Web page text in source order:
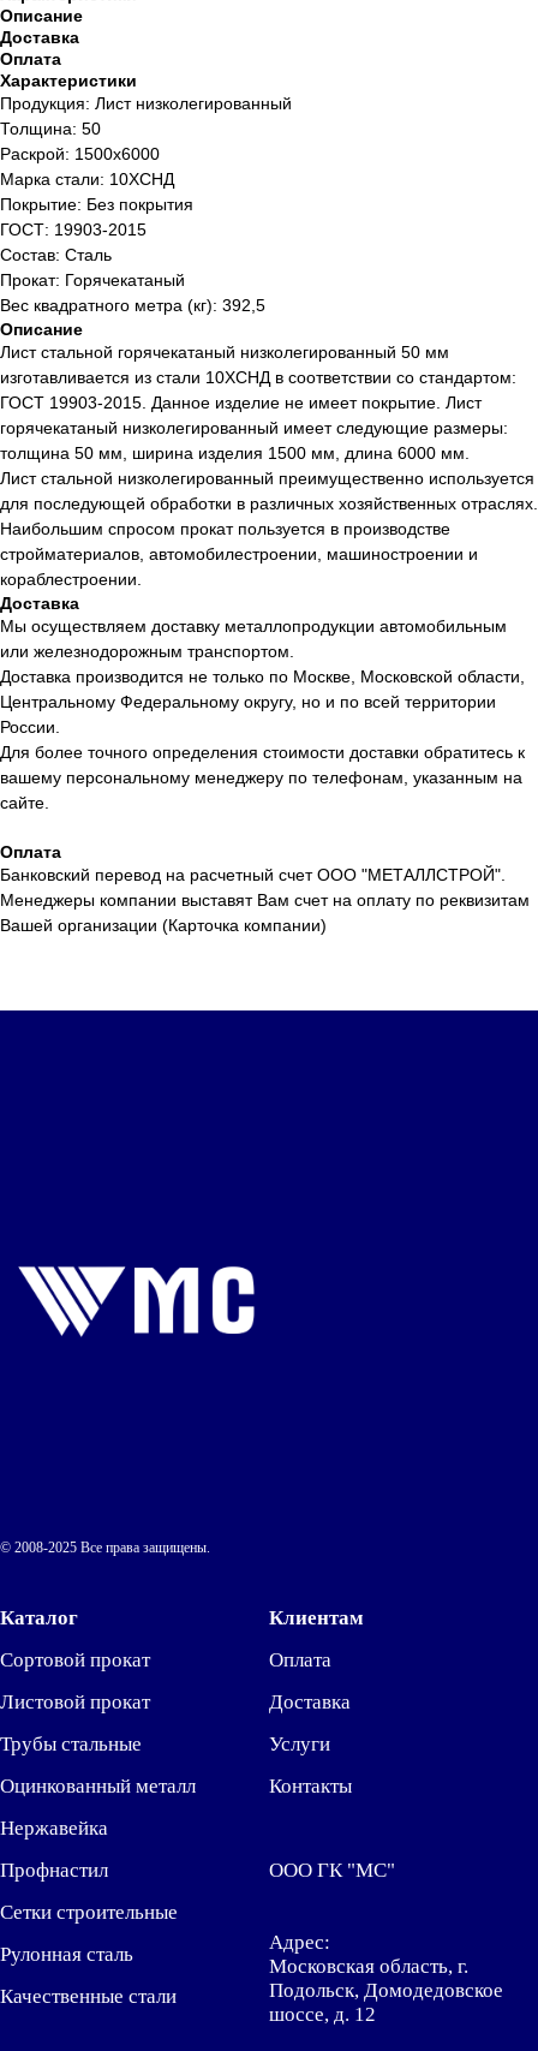
Описание
Доставка
Оплата
Характеристики
Продукция: Лист низколегированный
Толщина: 50
Раскрой: 1500х6000
Марка стали: 10ХСНД
Покрытие: Без покрытия
ГОСТ: 19903-2015
Состав: Сталь
Прокат: Горячекатаный
Вес квадратного метра (кг): 392,5
Описание
Лист стальной горячекатаный низколегированный 50 мм
изготавливается из стали 10ХСНД в соответствии со стандартом:
ГОСТ 19903-2015. Данное изделие не имеет покрытие. Лист
горячекатаный низколегированный имеет следующие размеры:
толщина 50 мм, ширина изделия 1500 мм, длина 6000 мм.
Лист стальной низколегированный преимущественно используется
для последующей обработки в различных хозяйственных отраслях.
Наибольшим спросом прокат пользуется в производстве
стройматериалов, автомобилестроении, машиностроении и
кораблестроении.
Доставка
Мы осуществляем доставку металлопродукции автомобильным
или железнодорожным транспортом.
Доставка производится не только по Москве, Московской области,
Центральному Федеральному округу, но и по всей территории
России.
Для более точного определения стоимости доставки обратитесь к
вашему персональному менеджеру по телефонам, указанным на
сайте.
Оплата
Банковский перевод на расчетный счет ООО "МЕТАЛЛСТРОЙ".
Менеджеры компании выставят Вам счет на оплату по реквизитам
Вашей организации (Карточка компании)
© 2008-2025 Все права защищены.
Каталог
Сортовой прокат
Листовой прокат
Трубы стальные
Оцинкованный металл
Нержавейка
Профнастил
Сетки строительные
Рулонная сталь
Качественные стали
Клиентам
Оплата
Доставка
Услуги
Контакты
ООО ГК "МС"
Адрес:
Московская область, г.
Подольск, Домодедовское
шоссе, д. 12